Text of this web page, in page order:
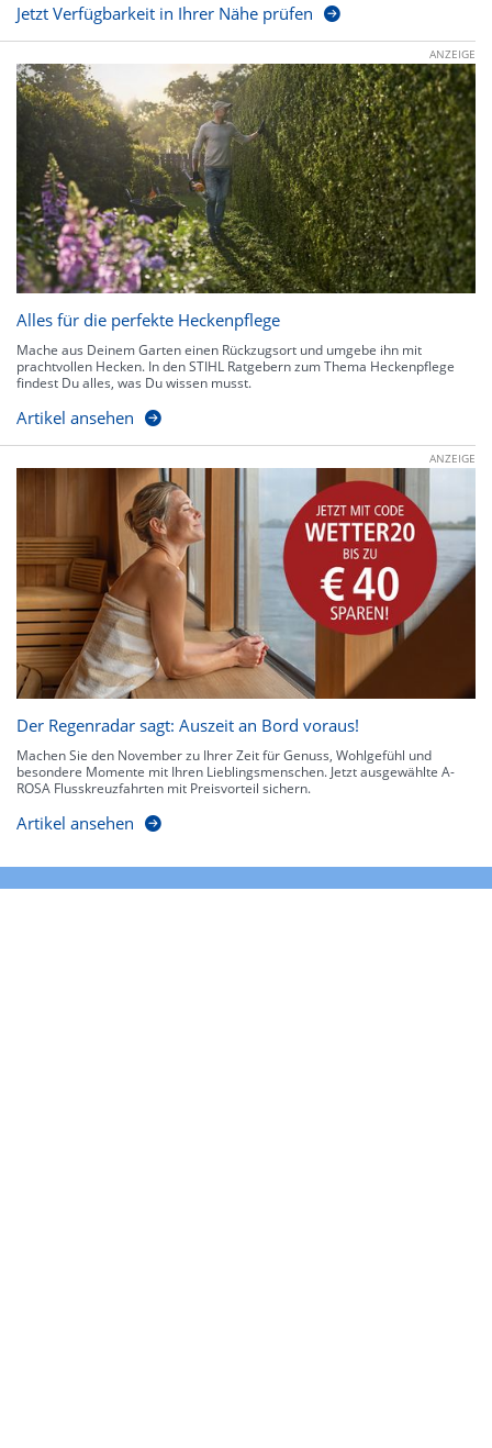
Jetzt Verfügbarkeit in Ihrer Nähe prüfen
ANZEIGE
Alles für die perfekte Heckenpflege
Mache aus Deinem Garten einen Rückzugsort und umgebe ihn mit
prachtvollen Hecken. In den STIHL Ratgebern zum Thema Heckenpflege
findest Du alles, was Du wissen musst.
Artikel ansehen
ANZEIGE
Der Regenradar sagt: Auszeit an Bord voraus!
Machen Sie den November zu Ihrer Zeit für Genuss, Wohlgefühl und
besondere Momente mit Ihren Lieblingsmenschen. Jetzt ausgewählte A-
ROSA Flusskreuzfahrten mit Preisvorteil sichern.
Artikel ansehen